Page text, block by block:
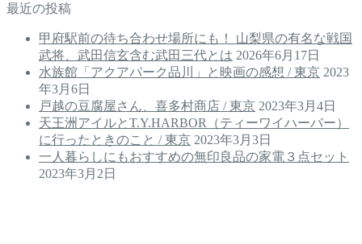
最近の投稿
甲府駅前の待ち合わせ場所にも！ 山梨県の有名な戦国
武将、武田信玄含む武田三代とは 2026年6月17日
水族館「アクアパーク品川」と映画の感想 / 東京 2023
年3月6日
戸越の豆腐屋さん、喜多村商店 / 東京 2023年3月4日
天王洲アイルとT.Y.HARBOR（ティーワイハーバー）
に行ったときのこと / 東京 2023年3月3日
一人暮らしにもおすすめの無印良品の家電３点セット
2023年3月2日